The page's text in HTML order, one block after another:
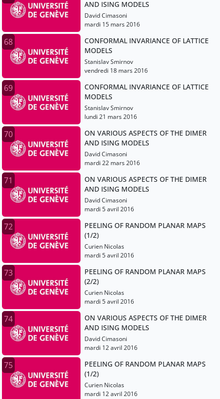
AND ISING MODELS
David Cimasoni
mardi 15 mars 2016
68
CONFORMAL INVARIANCE OF LATTICE
MODELS
Stanislav Smirnov
vendredi 18 mars 2016
69
CONFORMAL INVARIANCE OF LATTICE
MODELS
Stanislav Smirnov
lundi 21 mars 2016
70
ON VARIOUS ASPECTS OF THE DIMER
AND ISING MODELS
David Cimasoni
mardi 22 mars 2016
71
ON VARIOUS ASPECTS OF THE DIMER
AND ISING MODELS
David Cimasoni
mardi 5 avril 2016
72
PEELING OF RANDOM PLANAR MAPS
(1/2)
Curien Nicolas
mardi 5 avril 2016
73
PEELING OF RANDOM PLANAR MAPS
(2/2)
Curien Nicolas
mardi 5 avril 2016
74
ON VARIOUS ASPECTS OF THE DIMER
AND ISING MODELS
David Cimasoni
mardi 12 avril 2016
75
PEELING OF RANDOM PLANAR MAPS
(1/2)
Curien Nicolas
mardi 12 avril 2016